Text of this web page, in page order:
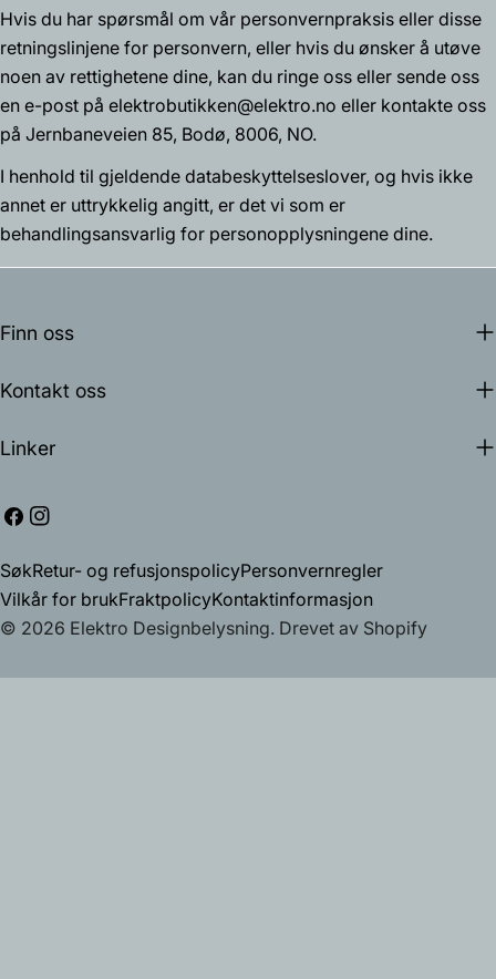
Hvis du har spørsmål om vår personvernpraksis eller disse
retningslinjene for personvern, eller hvis du ønsker å utøve
noen av rettighetene dine, kan du ringe oss eller sende oss
en e-post på elektrobutikken@elektro.no eller kontakte oss
på Jernbaneveien 85, Bodø, 8006, NO.
I henhold til gjeldende databeskyttelseslover, og hvis ikke
annet er uttrykkelig angitt, er det vi som er
behandlingsansvarlig for personopplysningene dine.
Finn oss
Kontakt oss
Linker
Facebook
Instagram
© 2026 Elektro Designbelysning. Drevet av Shopify
SøkRetur- og refusjonspolicyPersonvernregler
Vilkår for brukFraktpolicyKontaktinformasjon